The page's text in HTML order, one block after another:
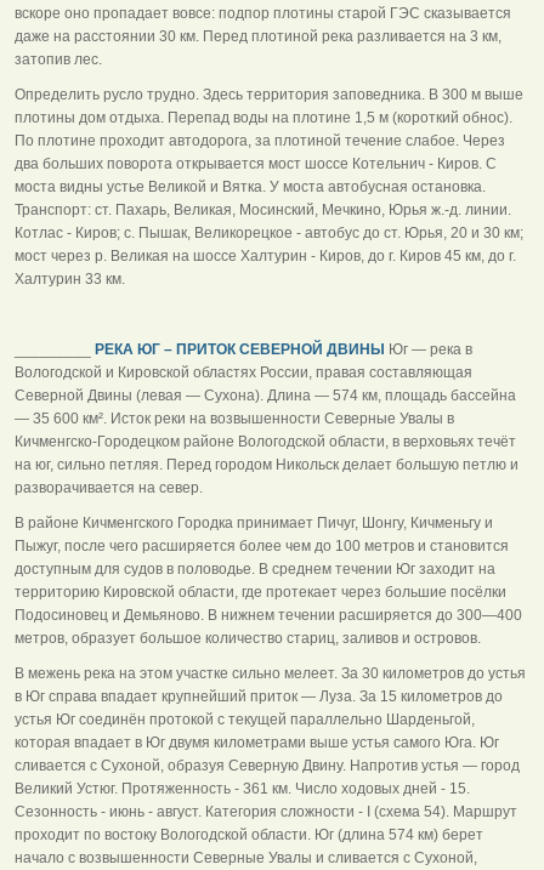
вскоре оно пропадает вовсе: подпор плотины старой ГЭС сказывается
даже на расстоянии 30 км. Перед плотиной река разливается на 3 км,
затопив лес.
Определить русло трудно. Здесь территория заповедника. В 300 м выше
плотины дом отдыха. Перепад воды на плотине 1,5 м (короткий обнос).
По плотине проходит автодорога, за плотиной течение слабое. Через
два больших поворота открывается мост шоссе Котельнич - Киров. С
моста видны устье Великой и Вятка. У моста автобусная остановка.
Транспорт: ст. Пахарь, Великая, Мосинский, Мечкино, Юрья ж.-д. линии.
Котлас - Киров; с. Пышак, Великорецкое - автобус до ст. Юрья, 20 и 30 км;
мост через р. Великая на шоссе Халтурин - Киров, до г. Киров 45 км, до г.
Халтурин 33 км.
РЕКА ЮГ – ПРИТОК СЕВЕРНОЙ ДВИНЫ
Юг — река в
Вологодской и Кировской областях России, правая составляющая
Северной Двины (левая — Сухона). Длина — 574 км, площадь бассейна
— 35 600 км². Исток реки на возвышенности Северные Увалы в
Кичменгско-Городецком районе Вологодской области, в верховьях течёт
на юг, сильно петляя. Перед городом Никольск делает большую петлю и
разворачивается на север.
В районе Кичменгского Городка принимает Пичуг, Шонгу, Кичменьгу и
Пыжуг, после чего расширяется более чем до 100 метров и становится
доступным для судов в половодье. В среднем течении Юг заходит на
территорию Кировской области, где протекает через большие посёлки
Подосиновец и Демьяново. В нижнем течении расширяется до 300—400
метров, образует большое количество стариц, заливов и островов.
В межень река на этом участке сильно мелеет. За 30 километров до устья
в Юг справа впадает крупнейший приток — Луза. За 15 километров до
устья Юг соединён протокой с текущей параллельно Шарденьгой,
которая впадает в Юг двумя километрами выше устья самого Юга. Юг
сливается с Сухоной, образуя Северную Двину. Напротив устья — город
Великий Устюг. Протяженность - 361 км. Число ходовых дней - 15.
Сезонность - июнь - август. Категория сложности - I (схема 54). Маршрут
проходит по востоку Вологодской области. Юг (длина 574 км) берет
начало с возвышенности Северные Увалы и сливается с Сухоной,